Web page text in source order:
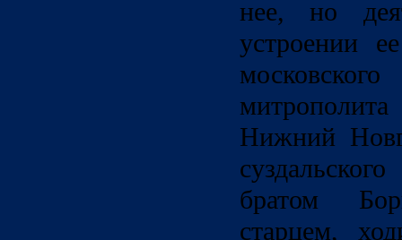
нее, но
устроении
Нижний
братом
старцем,